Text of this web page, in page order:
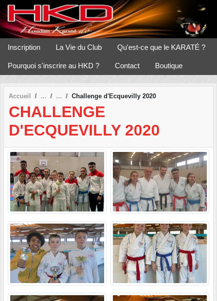
Inscription La Vie du Club Qu'est-ce que le KARATÉ ?
Pourquoi s'inscrire au HKD ? Contact Boutique
Accueil Challenge d'Ecquevilly 2020
CHALLENGE
D'ECQUEVILLY 2020
Panneau de gestion des cookies